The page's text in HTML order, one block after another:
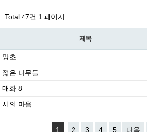
Total 47건 1 페이지
제목
망초
젊은 나무들
매화 8
시의 마음
1 2 3 4 5 다음